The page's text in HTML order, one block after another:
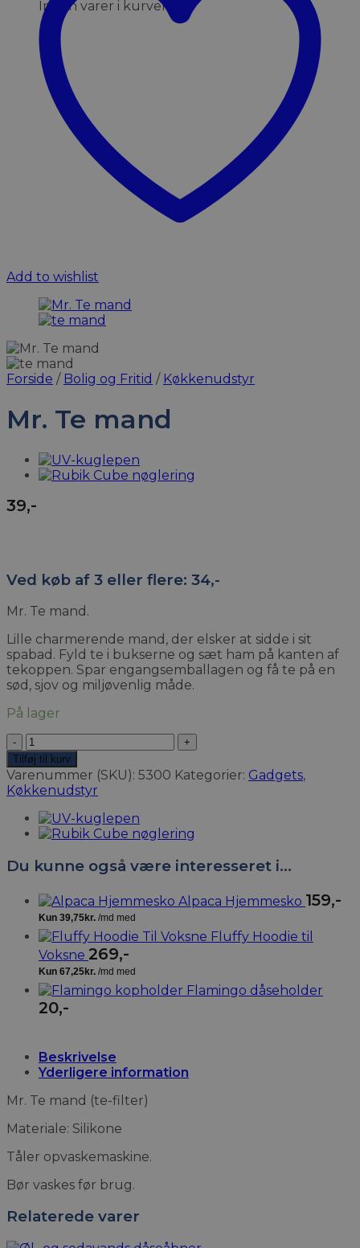
Ingen varer i kurven.
Add to wishlist
Forside / Bolig og Fritid / Køkkenudstyr
Mr. Te mand
39,-
Ved køb af 3 eller flere: 34,-
Mr. Te mand.
Lille charmerende mand, der elsker at sidde i sit
spabad. Fyld te i bukserne og sæt ham på kanten af
tekoppen. Spar engangsemballagen og få te på en
sød, sjov og miljøvenlig måde.
På lager
Mr.
Te
mand
antal
Tilføj til kurv
Varenummer (SKU): 5300 Kategorier: Gadgets,
Køkkenudstyr
Du kunne også være interesseret i…
Alpaca Hjemmesko 159,-
Fluffy Hoodie til
Voksne 269,-
Flamingo dåseholder
20,-
Beskrivelse
Yderligere information
Mr. Te mand (te-filter)
Materiale: Silikone
Tåler opvaskemaskine.
Bør vaskes før brug.
Relaterede varer